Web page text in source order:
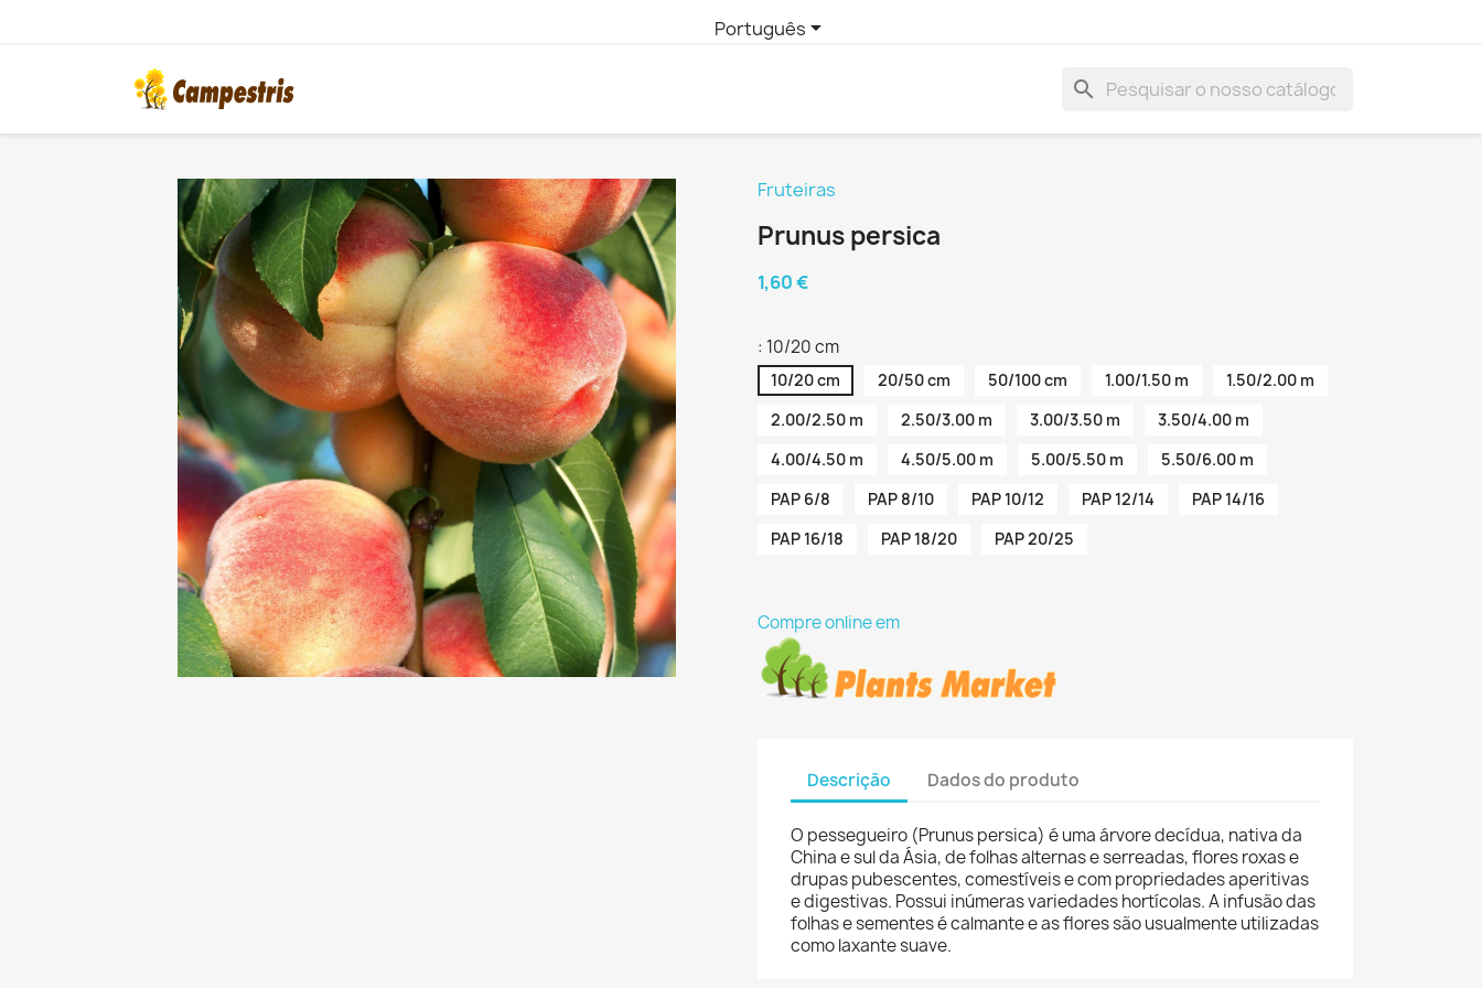
Português
search
Fruteiras
Prunus persica
1,60 €
: 10/20 cm
10/20 cm 20/50 cm 50/100 cm 1.00/1.50 m
1.50/2.00 m
2.00/2.50 m
2.50/3.00 m 3.00/3.50 m
3.50/4.00 m
4.00/4.50 m
4.50/5.00 m 5.00/5.50 m
5.50/6.00 m
PAP 6/8
PAP 8/10 PAP 10/12 PAP 12/14
PAP 14/16
PAP 16/18
PAP 18/20 PAP 20/25
Compre online em
Descrição Dados do produto
O pessegueiro (Prunus persica) é uma árvore decídua, nativa da
China e sul da Ásia, de folhas alternas e serreadas, flores roxas e
drupas pubescentes, comestíveis e com propriedades aperitivas
e digestivas. Possui inúmeras variedades hortícolas. A infusão das
folhas e sementes é calmante e as flores são usualmente utilizadas
como laxante suave.